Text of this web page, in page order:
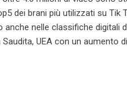
dei brani più utilizzati su Tik
nelle classifiche digitali
UEA con un aumento